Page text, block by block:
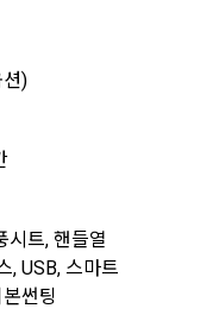
)
시트, 핸들열
, USB, 스마트
썬팅